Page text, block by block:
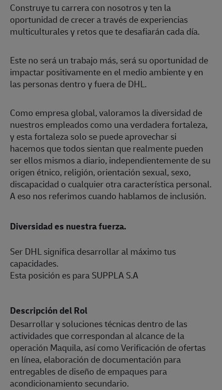
Construye tu carrera con nosotros y ten la
oportunidad de crecer a través de experiencias
multiculturales y retos que te desafiarán cada día.
Este no será un trabajo más, será su oportunidad de
impactar positivamente en el medio ambiente y en
las personas dentro y fuera de DHL.
Como empresa global, valoramos la diversidad de
nuestros empleados como una verdadera fortaleza,
y esta fortaleza solo se puede aprovechar si
hacemos que todos sientan que realmente pueden
ser ellos mismos a diario, independientemente de su
origen étnico, religión, orientación sexual, sexo,
discapacidad o cualquier otra característica personal.
A eso nos referimos cuando hablamos de inclusión.
Diversidad es nuestra fuerza.
Ser DHL significa desarrollar al máximo tus
capacidades.
Esta posición es para SUPPLA S.A
Descripción del Rol
Desarrollar y soluciones técnicas dentro de las
actividades que correspondan al alcance de la
operación Maquila, así como Verificación de ofertas
en línea, elaboración de documentación para
entregables de diseño de empaques para
acondicionamiento secundario.